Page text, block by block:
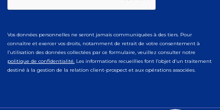
Vos données personnelles ne seront jamais communiquées à des tiers. Pour
connaître et exercer vos droits, notamment de retrait de votre consentement à
l’utilisation des données collectées par ce formulaire, veuillez consulter notre
politique de confidentialité. Les informations recueillies font l’objet d’un traitement
destiné à la gestion de la relation client-prospect et aux opérations associées.